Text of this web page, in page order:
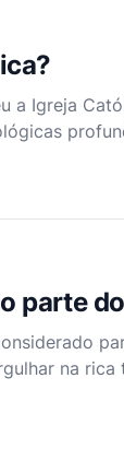
a Igreja
parte
na